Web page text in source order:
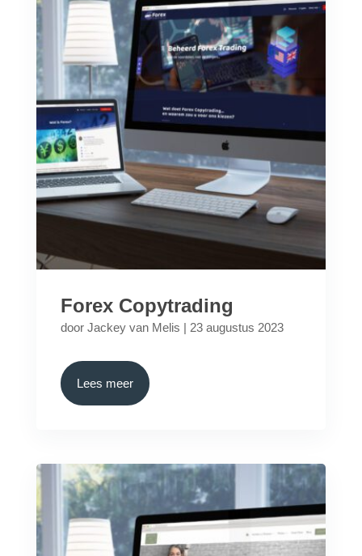
Forex Copytrading
door Jackey van Melis | 23 augustus 2023
Lees meer